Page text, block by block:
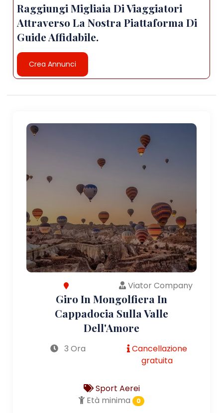
Raggiungi Migliaia Di Viaggiatori
Attraverso La Nostra Piattaforma Di
Guide Affidabile.
Crea Annunci
Viator Company
Giro In Mongolfiera In
Cappadocia Sulla Valle
Dell'Amore
3 Ora
Cancellazione
gratuita
Sport Aerei
Età minima
0